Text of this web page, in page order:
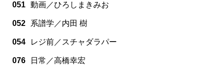
051 動画／ひろしまきみお
052 系譜学／内田 樹
054 レジ前／スチャダラパー
076 日常／高橋幸宏